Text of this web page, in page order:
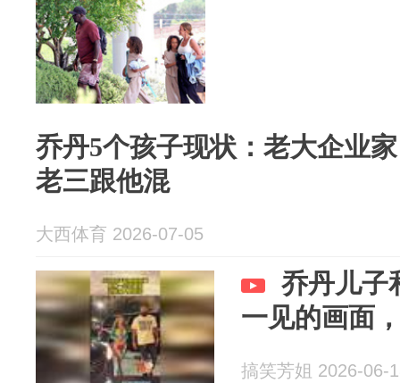
乔丹5个孩子现状：老大企业
老三跟他混
大西体育 2026-07-05
乔丹儿子
一见的画面
搞笑芳姐 2026-06-